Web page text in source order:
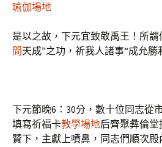
瑜伽場地
是以之故，下元宜致敬禹王！所謂
間天成”之功，祈我人諸事“成允勝
下元節晚6：30分，數十位同志從
填寫祈福卡教學場地后齊聚彝倫
贊下，主獻上噴鼻，同志們順次殿